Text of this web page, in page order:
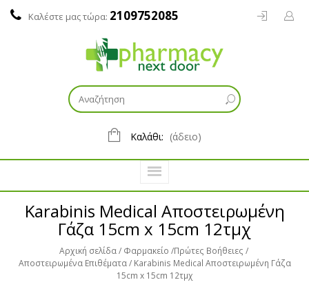
Καλέστε μας τώρα: 2109752085
Καλάθι: (άδειο)
Karabinis Medical Αποστειρωμένη
Γάζα 15cm x 15cm 12τμχ
Αρχική σελίδα Φαρμακείο Πρώτες Βοήθειες
Αποστειρωμένα Επιθέματα
Karabinis Medical Αποστειρωμένη Γάζα
15cm x 15cm 12τμχ